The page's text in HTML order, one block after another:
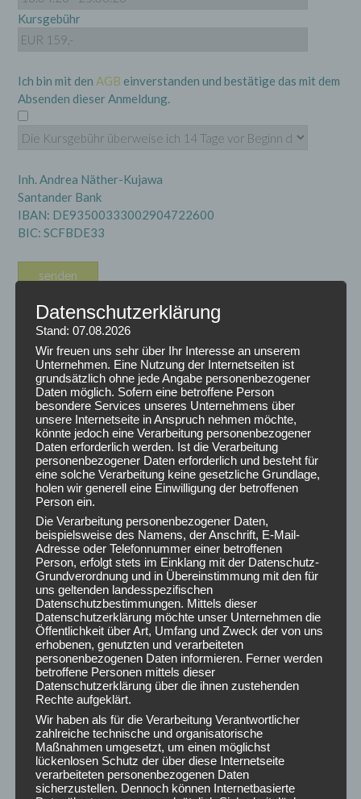
Kursgebühr
Ich bin mit den AGB einverstanden und bestätige das mit dem
Absenden dieser Anmeldung.
Inh. Andrea Näther-Kujawa
Santander Bank
IBAN: DE93500333002904722600
BIC: SCFBDE33
ARCHIV
August 2026
Juli 2026
Juni 2026
Mai 2026
April 2026
März 2026
Februar 2026
Januar 2026
Dezember 2025
November 2025
Oktober 2025
September 2025
August 2025
Juli 2025
Juni 2025
Mai 2025
April 2025
März 2025
Februar 2025
Datenschutzerklärung
Stand: 07.08.2026
Wir freuen uns sehr über Ihr Interesse an unserem
Unternehmen. Eine Nutzung der Internetseiten ist
grundsätzlich ohne jede Angabe personenbezogener
Daten möglich. Sofern eine betroffene Person
besondere Services unseres Unternehmens über
unsere Internetseite in Anspruch nehmen möchte,
könnte jedoch eine Verarbeitung personenbezogener
Daten erforderlich werden. Ist die Verarbeitung
personenbezogener Daten erforderlich und besteht für
eine solche Verarbeitung keine gesetzliche Grundlage,
holen wir generell eine Einwilligung der betroffenen
Person ein.
Die Verarbeitung personenbezogener Daten,
beispielsweise des Namens, der Anschrift, E-Mail-
Adresse oder Telefonnummer einer betroffenen
Person, erfolgt stets im Einklang mit der Datenschutz-
Grundverordnung und in Übereinstimmung mit den für
uns geltenden landesspezifischen
Datenschutzbestimmungen. Mittels dieser
Datenschutzerklärung möchte unser Unternehmen die
Öffentlichkeit über Art, Umfang und Zweck der von uns
erhobenen, genutzten und verarbeiteten
personenbezogenen Daten informieren. Ferner werden
betroffene Personen mittels dieser
Datenschutzerklärung über die ihnen zustehenden
Rechte aufgeklärt.
Wir haben als für die Verarbeitung Verantwortlicher
zahlreiche technische und organisatorische
Maßnahmen umgesetzt, um einen möglichst
lückenlosen Schutz der über diese Internetseite
verarbeiteten personenbezogenen Daten
sicherzustellen. Dennoch können Internetbasierte